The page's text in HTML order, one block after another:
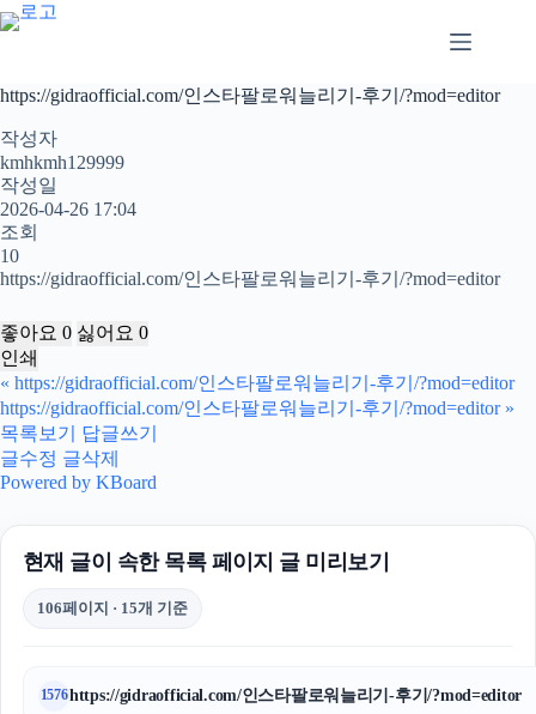
본
문
로
너
뛰
기
https://gidraofficial.com/인스타팔로워늘리기-후기/?mod=editor
작성자
kmhkmh129999
작성일
2026-04-26 17:04
조회
10
https://gidraofficial.com/인스타팔로워늘리기-후기/?mod=editor
좋아요 0 싫어요 0
인쇄
« https://gidraofficial.com/인스타팔로워늘리기-후기/?mod=editor
https://gidraofficial.com/인스타팔로워늘리기-후기/?mod=editor »
목록보기
답글쓰기
글수정 글삭제
Powered by KBoard
현재 글이 속한 목록 페이지 글 미리보기
106페이지 · 15개 기준
1576https://gidraofficial.com/인스타팔로워늘리기-후기/?mod=editor